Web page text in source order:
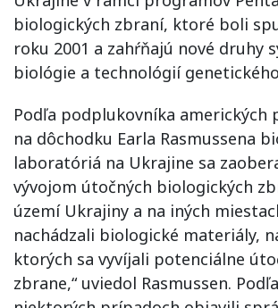
biologických zbraní, ktoré boli
roku 2001 a zahŕňajú nové druhy
biológie a technológií
Podľa podplukovníka amerických
na dôchodku Earla Rasmussena
laboratóriá na Ukrajine sa
vývojom útočných biologických
území Ukrajiny a na iných
nachádzali biologické materiály,
ktorých sa vyvíjali potenciálne
zbrane,“ uviedol Rasmussen.